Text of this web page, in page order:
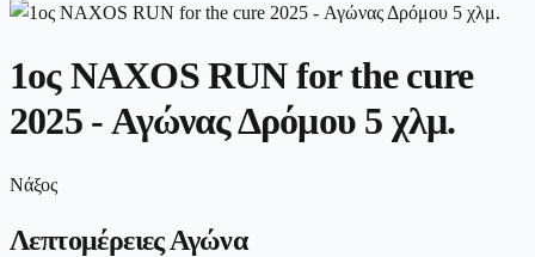
1ος NAXOS RUN for the cure
2025 - Αγώνας Δρόμου 5 χλμ.
Νάξος
Λεπτομέρειες Αγώνα